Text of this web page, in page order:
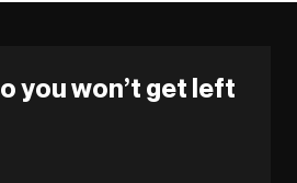
you won’t get left